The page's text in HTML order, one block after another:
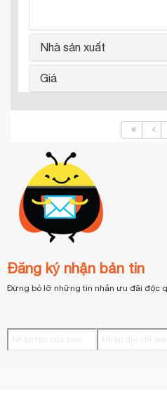
Nhà sản xuất
Giá
Đăng ký nhận bản tin
Đừng bỏ lỡ những tin nhắn ưu đãi độc